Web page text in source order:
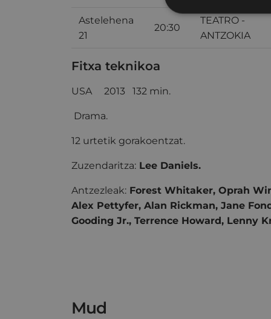
Astelehena
21
20:30
TEATRO -
ANTZOKIA
Fitxa teknikoa
USA 2013 132 min.
Drama.
12 urtetik gorakoentzat.
Zuzendaritza: Lee Daniels.
Antzezleak: Forest Whitaker, Oprah
Alex Pettyfer, Alan Rickman, Jane
Gooding Jr., Terrence Howard, Lenny
Mud